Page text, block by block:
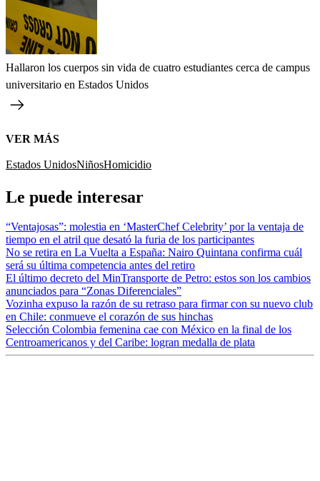
Hallaron los cuerpos sin vida de cuatro estudiantes cerca de campus
universitario en Estados Unidos
VER MÁS
Estados UnidosNiñosHomicidio
Le puede interesar
“Ventajosas”: molestia en ‘MasterChef Celebrity’ por la ventaja de
tiempo en el atril que desató la furia de los participantes
No se retira en La Vuelta a España: Nairo Quintana confirma cuál
será su última competencia antes del retiro
El último decreto del MinTransporte de Petro: estos son los cambios
anunciados para “Zonas Diferenciales”
Vozinha expuso la razón de su retraso para firmar con su nuevo club
en Chile: conmueve el corazón de sus hinchas
Selección Colombia femenina cae con México en la final de los
Centroamericanos y del Caribe: logran medalla de plata